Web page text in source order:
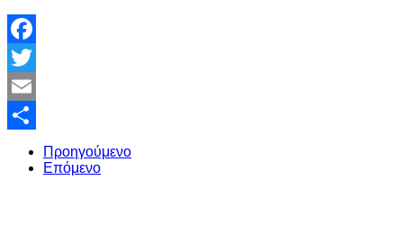
Facebook
Twitter
Email
Share
Προηγούμενο
Επόμενο